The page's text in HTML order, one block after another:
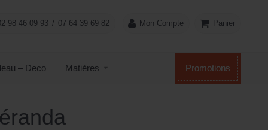
98 46 09 93 / 07 64 39 69 82 Mon Compte Panier
– Deco Matières Promotions